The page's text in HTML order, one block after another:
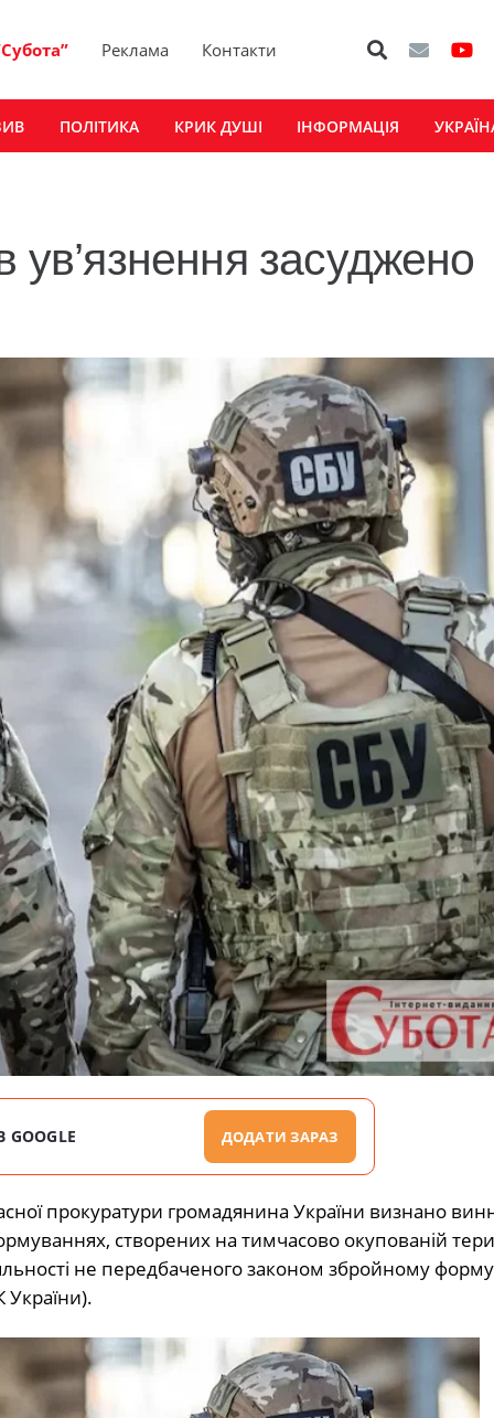
Реклама Контакти
ПОЛІТИКА КРИК ДУШІ ІНФОРМАЦІЯ
ув’язнення засуджено
ДОДАТИ ЗАРАЗ
прокуратури громадянина України визнано
створених на тимчасово окупованій
не передбаченого законом збройному
України).